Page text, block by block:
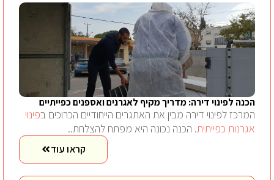
הכנה לפינוי דירה: מדריך מקיף לאגרנים ואספנים כפייתיים
המרכז לפינוי דירה מבין את האתגרים הייחודיים הכרוכים בפינוי
אגרנות כפייתית. הכנה נכונה היא מפתח להצלחת..
קראו עוד